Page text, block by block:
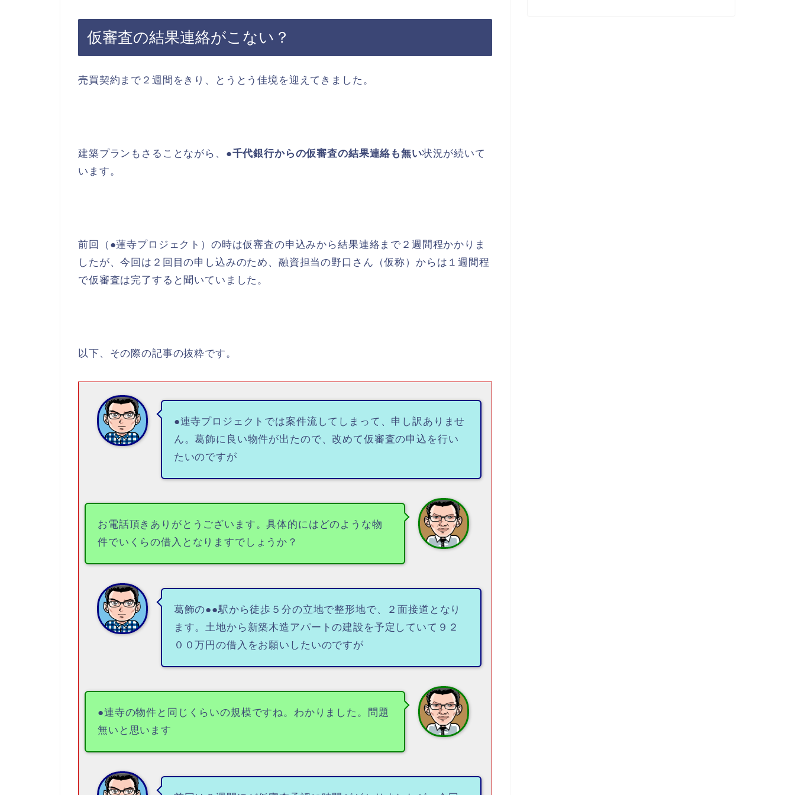
仮審査の結果連絡がこない？
売買契約まで２週間をきり、とうとう佳境を迎えてきました。
建築プランもさることながら、 ●千代銀行からの仮審査の結果連絡も無い状況が続いて
います。
前回（●蓮寺プロジェクト）の時は仮審査の申込みから結果連絡まで２週間程かかりま
したが、今回は２回目の申し込みのため、融資担当の野口さん（仮称）からは１週間程
で仮審査は完了すると聞いていました。
以下、その際の記事の抜粋です。
●連寺プロジェクトでは案件流してしまって、申し訳ありませ
ん。葛飾に良い物件が出たので、改めて仮審査の申込を行い
たいのですが
お電話頂きありがとうございます。具体的にはどのような物
件でいくらの借入となりますでしょうか？
葛飾の●●駅から徒歩５分の立地で整形地で、２面接道となり
ます。土地から新築木造アパートの建設を予定していて９２
００万円の借入をお願いしたいのですが
●連寺の物件と同じくらいの規模ですね。わかりました。問題
無いと思います